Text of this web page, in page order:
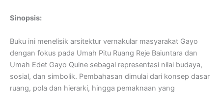
Sinopsis:
Buku ini menelisik arsitektur vernakular masyarakat Gayo
dengan fokus pada Umah Pitu Ruang Reje Baiuntara dan
Umah Edet Gayo Quine sebagal representasi nilai budaya,
sosial, dan simbolik. Pembahasan dimulai dari konsep dasar
ruang, pola dan hierarki, hingga pemaknaan yang